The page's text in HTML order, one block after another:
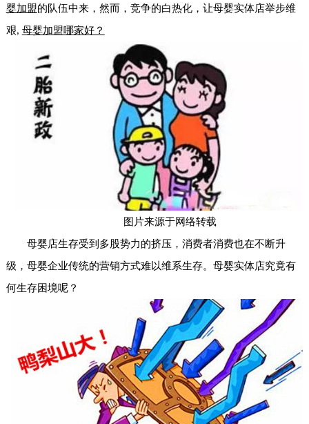
婴加盟的队伍中来，然而，竞争的白热化，让母婴实体店举步维
艰, 母婴加盟哪家好？
图片来源于网络转载
母婴店生存受到多股势力的挤压，消费者消费也在不断升
级，母婴企业传统的营销方式难以维系生存。母婴实体店究竟有
何生存困境呢？